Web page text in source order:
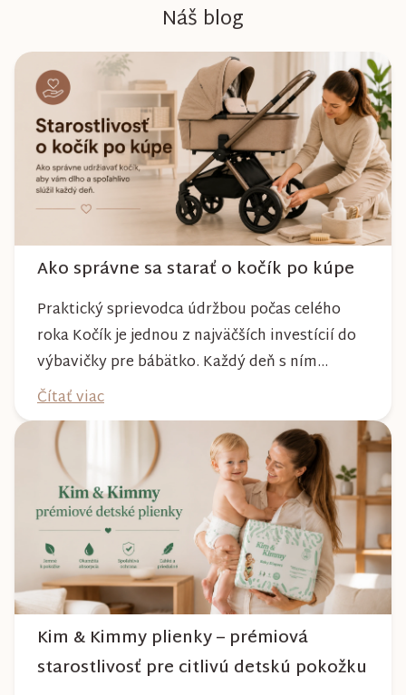
Náš blog
Ako správne sa starať o kočík po kúpe
Praktický sprievodca údržbou počas celého
roka Kočík je jednou z najväčších investícií do
výbavičky pre bábätko. Každý deň s ním
absolvujete prechádzky po meste, v parkoch,
na lesných chodníkoch aj počas nepriaznivého
počasia. Pravidelnou starostlivosťou si však
môžete byť istí, že vám bude spoľahlivo slúžiť
dlhé roky a zachová si svoj krásny vzhľ...
Čítať viac
Kim & Kimmy plienky – prémiová
starostlivosť pre citlivú detskú pokožku